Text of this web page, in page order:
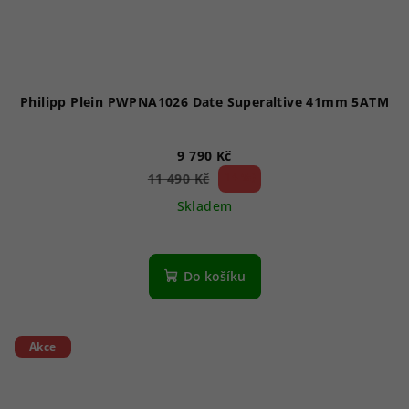
Philipp Plein PWPNA1026 Date Superaltive 41mm 5ATM
9 790 Kč
11 490 Kč
Skladem
Do košíku
Akce